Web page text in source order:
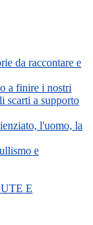
da raccontare e
a finire i nostri
scarti a supporto
l'uomo, la
e
E